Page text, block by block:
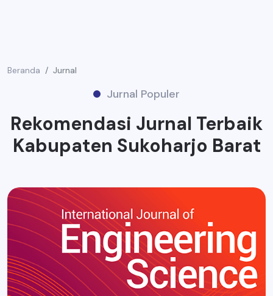
Beranda Jurnal
Jurnal Populer
Rekomendasi Jurnal Terbaik
Kabupaten Sukoharjo Barat